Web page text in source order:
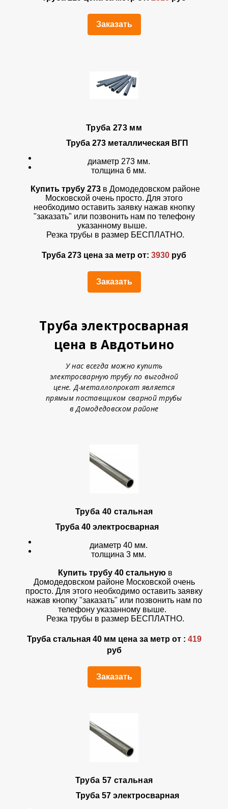
Заказать
Труба 273 мм
Труба 273 металлическая ВГП
диаметр 273 мм.
толщина 6 мм.
Купить трубу 273в Домодедовском районе
Московской очень просто. Для этого
необходимо оставить заявку нажав кнопку
"заказать" или позвонить нам по телефону
указанному выше.
Резка трубы в размер БЕСПЛАТНО.
Труба 273 цена за метр от: 3930 руб
Заказать
Труба электросварная
цена в Авдотьино
У нас всегда можно купить
электросварную трубу по выгодной
цене. Д-металлопрокат является
прямым поставщиком сварной трубы
в Домодедовском районе
Труба 40 стальная
Труба 40 электросварная
диаметр 40 мм.
толщина 3 мм.
Купить трубу 40 стальную в
Домодедовском районе Московской очень
просто. Для этого необходимо оставить заявку
нажав кнопку "заказать" или позвонить нам по
телефону указанному выше.
Резка трубы в размер БЕСПЛАТНО.
Труба стальная 40 мм цена за метр от : 419
руб
Заказать
Труба 57 стальная
Труба 57 электросварная